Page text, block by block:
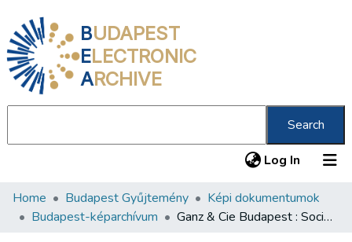
BUDAPEST
ELECTRONIC
ARCHIVE
Search
Log In (current)
Communities & Collections
Home Budapest Gyűjtemény
Képi dokumentumok
Budapest-képarchívum
Ganz & Cie Budapest : Société anonyme de fonderie et fabrication de machines : Département électrique = Ganz és Társa vasöntő és gépgyár részvény-társaság = Elektromos osztály = Budapesten